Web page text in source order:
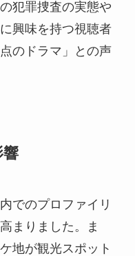
犯罪捜査の実態や
興味を持つ視聴者
のドラマ」との声
響
でのプロファイリ
まりました。ま
地が観光スポット